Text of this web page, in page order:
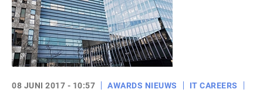
08 JUNI 2017 - 10:57 AWARDS NIEUWS
IT CAREERS